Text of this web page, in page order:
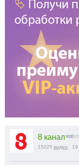
8 канал 9100 | 0
15225 видео 19